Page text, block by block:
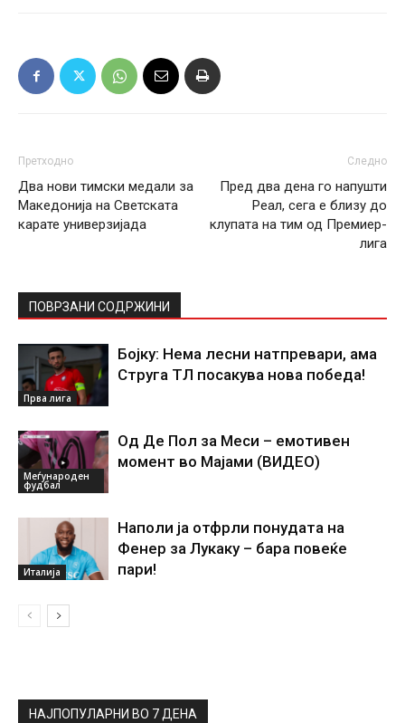
Претходно
Два нови тимски медали за
Македонија на Светската
карате универзијада
Следно
Пред два дена го напушти
Реал, сега е близу до
клупата на тим од Премиер-
лига
ПОВРЗАНИ СОДРЖИНИ
Прва лига
Бојку: Нема лесни натпревари, ама
Струга ТЛ посакува нова победа!
Меѓународен
фудбал
Од Де Пол за Меси – емотивен
момент во Мајами (ВИДЕО)
Италија
Наполи ја отфрли понудата на
Фенер за Лукаку – бара повеќе
пари!
НАЈПОПУЛАРНИ ВО 7 ДЕНА